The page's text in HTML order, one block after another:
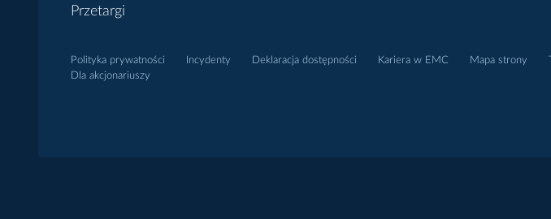
Przetargi
Polityka prywatności Incydenty Deklaracja dostępności Kariera w EMC Mapa strony
Dla akcjonariuszy